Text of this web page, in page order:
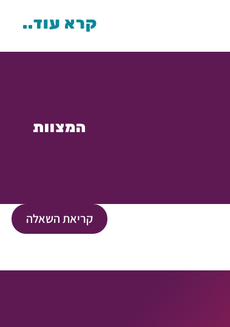
קרא עוד..
המצוות
קריאת השאלה